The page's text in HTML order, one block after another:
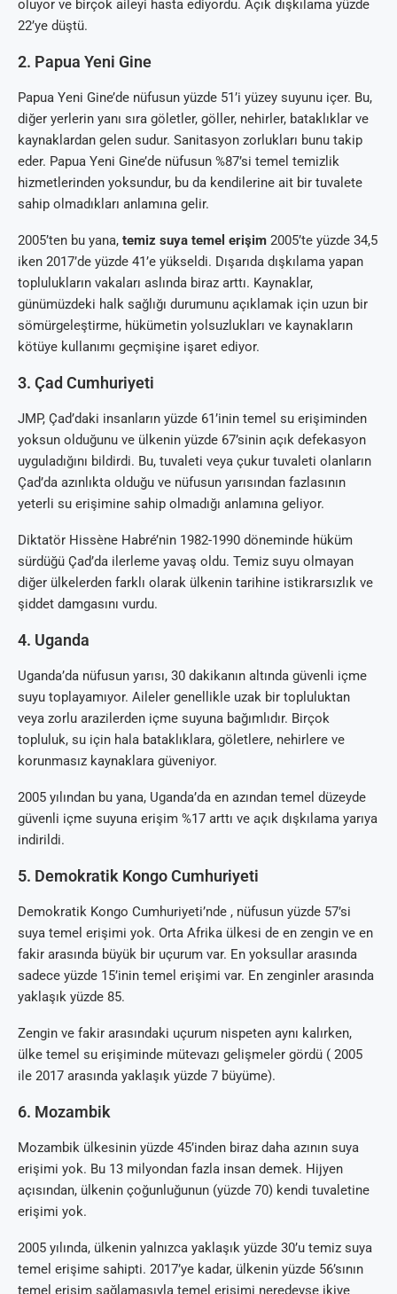
oluyor ve birçok aileyi hasta ediyordu. Açık dışkılama yüzde
22’ye düştü.
2. Papua Yeni Gine
Papua Yeni Gine’de nüfusun yüzde 51’i yüzey suyunu içer. Bu,
diğer yerlerin yanı sıra göletler, göller, nehirler, bataklıklar ve
kaynaklardan gelen sudur. Sanitasyon zorlukları bunu takip
eder. Papua Yeni Gine’de nüfusun %87’si temel temizlik
hizmetlerinden yoksundur, bu da kendilerine ait bir tuvalete
sahip olmadıkları anlamına gelir.
2005’ten bu yana, temiz suya temel erişim 2005’te yüzde 34,5
iken 2017’de yüzde 41’e yükseldi. Dışarıda dışkılama yapan
toplulukların vakaları aslında biraz arttı. Kaynaklar,
günümüzdeki halk sağlığı durumunu açıklamak için uzun bir
sömürgeleştirme, hükümetin yolsuzlukları ve kaynakların
kötüye kullanımı geçmişine işaret ediyor.
3. Çad Cumhuriyeti
JMP, Çad’daki insanların yüzde 61’inin temel su erişiminden
yoksun olduğunu ve ülkenin yüzde 67’sinin açık defekasyon
uyguladığını bildirdi. Bu, tuvaleti veya çukur tuvaleti olanların
Çad’da azınlıkta olduğu ve nüfusun yarısından fazlasının
yeterli su erişimine sahip olmadığı anlamına geliyor.
Diktatör Hissène Habré’nin 1982-1990 döneminde hüküm
sürdüğü Çad’da ilerleme yavaş oldu. Temiz suyu olmayan
diğer ülkelerden farklı olarak ülkenin tarihine istikrarsızlık ve
şiddet damgasını vurdu.
4. Uganda
Uganda’da nüfusun yarısı, 30 dakikanın altında güvenli içme
suyu toplayamıyor. Aileler genellikle uzak bir topluluktan
veya zorlu arazilerden içme suyuna bağımlıdır. Birçok
topluluk, su için hala bataklıklara, göletlere, nehirlere ve
korunmasız kaynaklara güveniyor.
2005 yılından bu yana, Uganda’da en azından temel düzeyde
güvenli içme suyuna erişim %17 arttı ve açık dışkılama yarıya
indirildi.
5. Demokratik Kongo Cumhuriyeti
Demokratik Kongo Cumhuriyeti’nde , nüfusun yüzde 57’si
suya temel erişimi yok. Orta Afrika ülkesi de en zengin ve en
fakir arasında büyük bir uçurum var. En yoksullar arasında
sadece yüzde 15’inin temel erişimi var. En zenginler arasında
yaklaşık yüzde 85.
Zengin ve fakir arasındaki uçurum nispeten aynı kalırken,
ülke temel su erişiminde mütevazı gelişmeler gördü ( 2005
ile 2017 arasında yaklaşık yüzde 7 büyüme).
6. Mozambik
Mozambik ülkesinin yüzde 45’inden biraz daha azının suya
erişimi yok. Bu 13 milyondan fazla insan demek. Hijyen
açısından, ülkenin çoğunluğunun (yüzde 70) kendi tuvaletine
erişimi yok.
2005 yılında, ülkenin yalnızca yaklaşık yüzde 30’u temiz suya
temel erişime sahipti. 2017’ye kadar, ülkenin yüzde 56’sının
temel erişim sağlamasıyla temel erişimi neredeyse ikiye